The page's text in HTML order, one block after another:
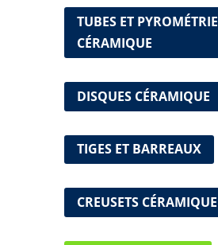
TUBES ET PYROMÉTRIE
CÉRAMIQUE
DISQUES CÉRAMIQUE
TIGES ET BARREAUX
CREUSETS CÉRAMIQUE